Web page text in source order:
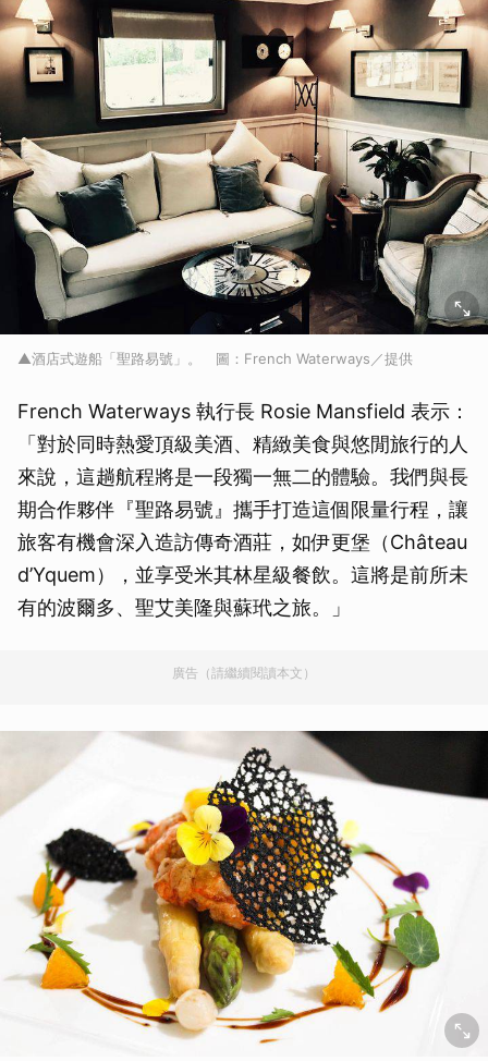
▲酒店式遊船「聖路易號」。 圖：French Waterways／提供
French Waterways 執行長 Rosie Mansfield 表示：
「對於同時熱愛頂級美酒、精緻美食與悠閒旅行的人
來說，這趟航程將是一段獨一無二的體驗。我們與長
期合作夥伴『聖路易號』攜手打造這個限量行程，讓
旅客有機會深入造訪傳奇酒莊，如伊更堡（Château
d’Yquem），並享受米其林星級餐飲。這將是前所未
有的波爾多、聖艾美隆與蘇玳之旅。」
廣告（請繼續閱讀本文）